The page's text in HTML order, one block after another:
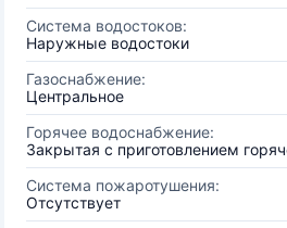
Система водостоков:
Наружные водостоки
Газоснабжение:
Центральное
Горячее водоснабжение:
Закрытая с приготовлением
Система пожаротушения:
Отсутствует